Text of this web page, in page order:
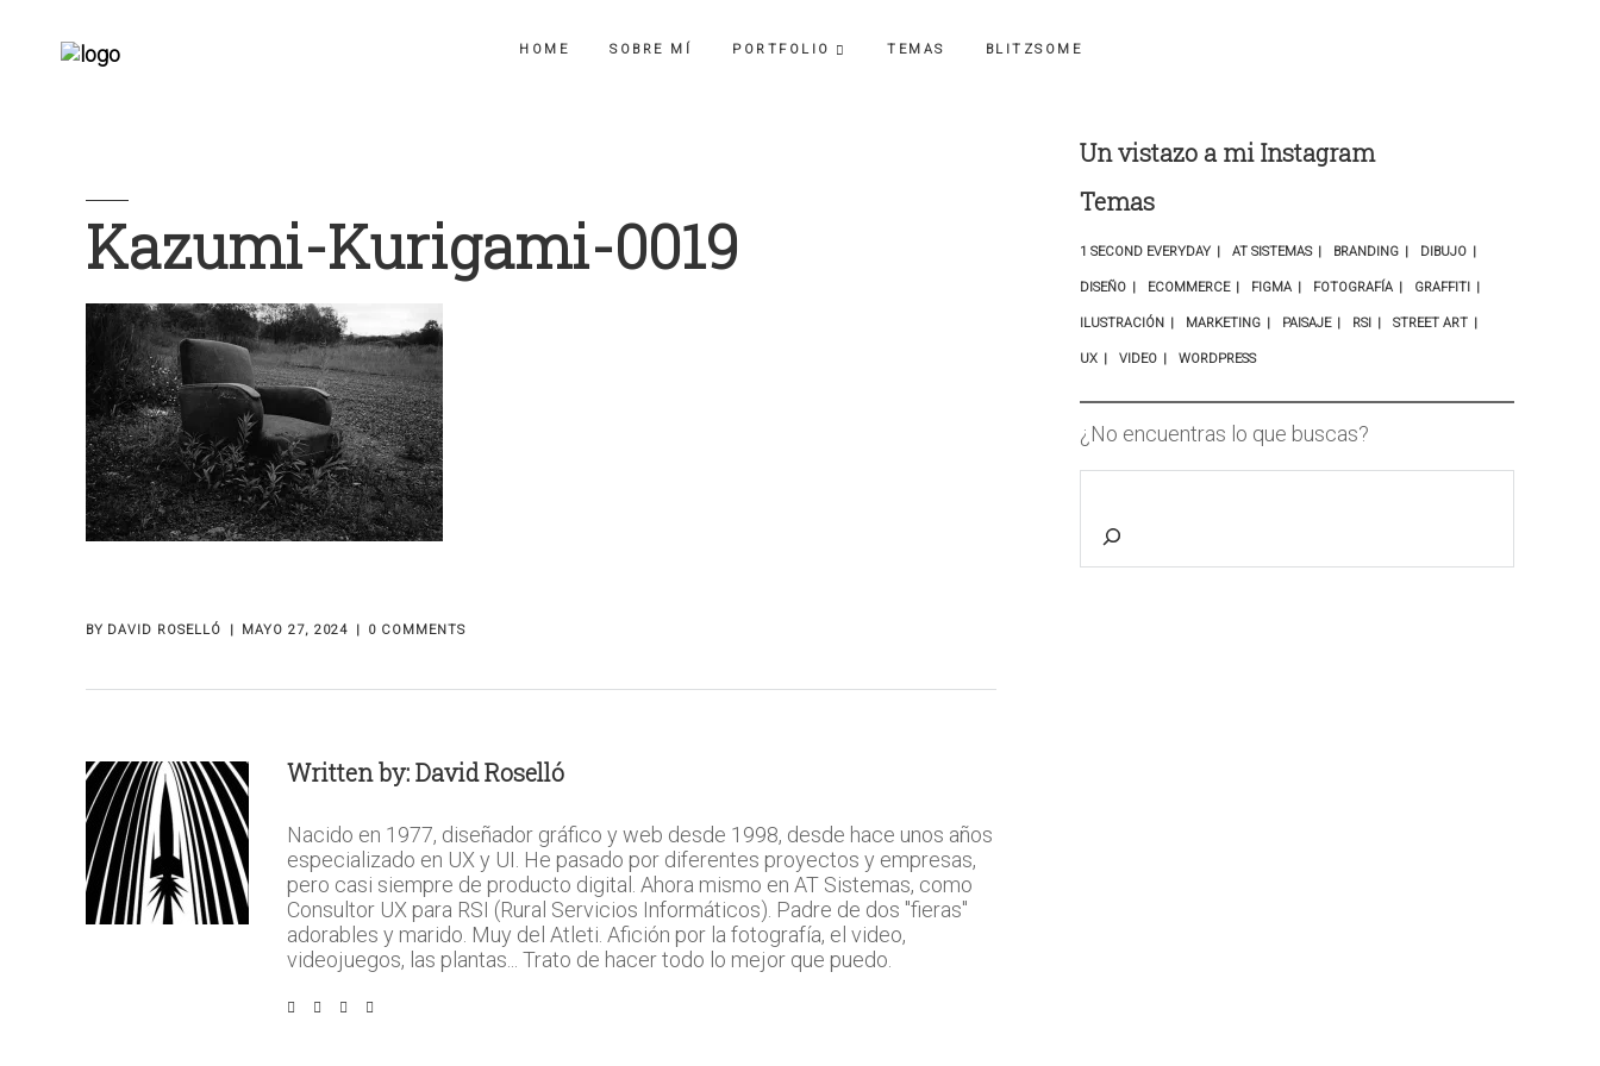
HOME SOBRE MÍ PORTFOLIO TEMAS BLITZSOME
Kazumi-Kurigami-0019
BY DAVID ROSELLÓ MAYO 27, 2024 0 COMMENTS
Written by:David Roselló
Nacido en 1977, diseñador gráfico y web desde 1998, desde hace unos años
especializado en UX y UI. He pasado por diferentes proyectos y empresas,
pero casi siempre de producto digital. Ahora mismo en AT Sistemas, como
Consultor UX para RSI (Rural Servicios Informáticos). Padre de dos "fieras"
adorables y marido. Muy del Atleti. Afición por la fotografía, el video,
videojuegos, las plantas... Trato de hacer todo lo mejor que puedo.
Un vistazo a mi Instagram
Temas
1 SECOND EVERYDAY AT SISTEMAS BRANDING DIBUJO
DISEÑO ECOMMERCE FIGMA FOTOGRAFÍA GRAFFITI
ILUSTRACIÓN MARKETING PAISAJE RSI STREET ART
UX VIDEO WORDPRESS
¿No encuentras lo que buscas?